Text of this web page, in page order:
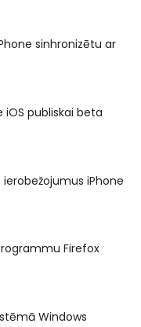
sinhronizētu ar
iOS publiskai beta
iPhone
Firefox
Windows